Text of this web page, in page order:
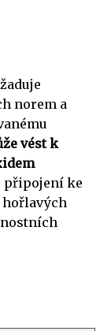
norem a
vést k
připojení ke
hořlavých